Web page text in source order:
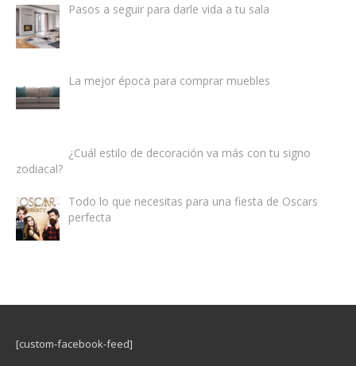
Pasos a seguir para darle vida a tu sala
La mejor época para comprar muebles
¿Cuál estilo de decoración va más con tu signo
zodiacal?
Todo lo que necesitas para una fiesta de Oscars
perfecta
[custom-facebook-feed]